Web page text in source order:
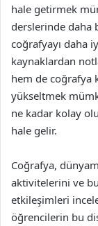
hale getirmek
derslerinde daha
coğrafyayı daha
kaynaklardan
hem de coğrafya
yükseltmek
ne kadar kolay
hale gelir.
Coğrafya,
aktivitelerini ve
etkileşimleri
öğrencilerin bu